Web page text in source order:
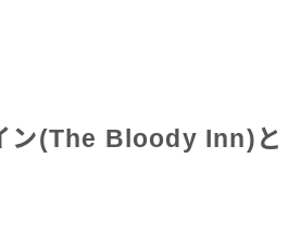
ン(The Bloody Inn)と